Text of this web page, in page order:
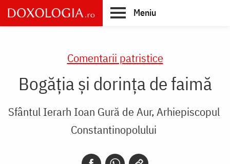
Skip
to
main
Meniu
Comentarii patristice
Bogăția și dorința de faimă
Sfântul Ierarh Ioan Gură de Aur, Arhiepiscopul
Constantinopolului